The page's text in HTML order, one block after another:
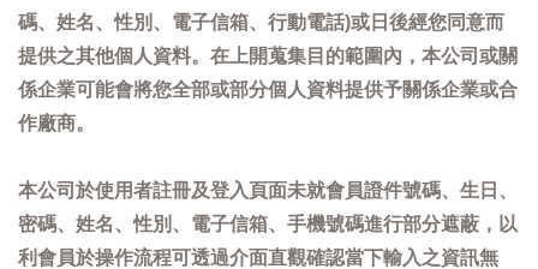
碼、姓名、性別、電子信箱、行動電話)或日後經您同意而
提供之其他個人資料。在上開蒐集目的範圍內，本公司或關
係企業可能會將您全部或部分個人資料提供予關係企業或合
作廠商。
本公司於使用者註冊及登入頁面未就會員證件號碼、生日、
密碼、姓名、性別、電子信箱、手機號碼進行部分遮蔽，以
利會員於操作流程可透過介面直觀確認當下輸入之資訊無